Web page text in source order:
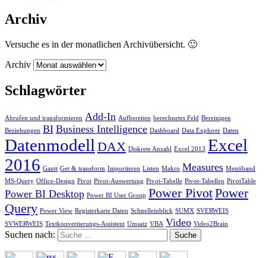
Archiv
Versuche es in der monatlichen Archivübersicht. 🙂
Archiv
Schlagwörter
Abrufen und transformieren Add-In Aufbereiten berechnetes Feld Bereinigen
Beziehungen BI Business Intelligence Dashboard Data Explorer Daten
Datenmodell DAX Diskrete Anzahl Excel 2013 Excel
2016 Gantt Get & transform Importieren Listen Makro Measures Menüband
MS-Query Office-Design Pivot Pivot-Auswertung Pivot-Tabelle Pivot-Tabellen PivotTable
Power BI Desktop Power BI User Group Power PivotPower
Query Power View Registerkarte Daten Schnelleinblick SUMX SVERWEIS
SVWERWEIS Textkonvertierungs-Assistent Umsatz VBA Video Video2Brain
Suchen nach: